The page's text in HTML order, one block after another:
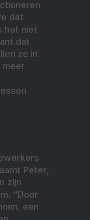
dat
het niet
dat
ze in
meer
Peter,
zijn
“Door
een